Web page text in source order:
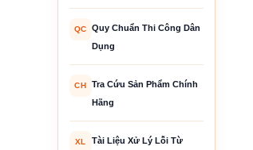
QC
Quy Chuẩn Thi Công Dân
Dụng
CH
Tra Cứu Sản Phẩm Chính
Hãng
XL
Tài Liệu Xử Lý Lỗi Từ